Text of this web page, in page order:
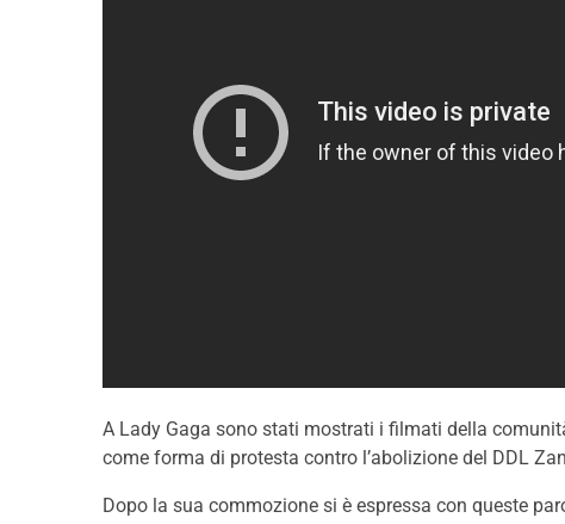
A Lady Gaga sono stati mostrati i filmati della
come forma di protesta contro l’abolizione del DDL
Dopo la sua commozione si è espressa con queste